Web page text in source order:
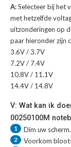
A:Selecteer bij het
met hetzelfde
uitzonderingen op
paar hieronder zijn
3.6V / 3.7V
7.2V / 7.4V
10.8V / 11.1V
14.4V / 14.8V
V: Wat kan ik
00250100M
1 Dim uw scherm.
2 Voorkom